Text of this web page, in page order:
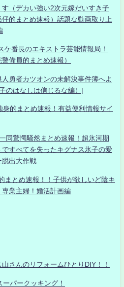
（デカい強い2次元嫁だいすき子
的まとめ速報）話題な動画取り上
ケ番長のエキストラ芸能情報局！
備員的まとめ速報）
勇者カツオンの未解決事件簿へよ
のはなしは信じるな編）]
まとめ速報！有益便利情報サイ
同驚愕騒然まとめ速報！超氷河期
すべてを失ったキグナス氷子の愛
脱出大作戦
まとめ速報！！子供が欲しいど陰キ
業主婦！婚活計画編
さんのリフォームひとりDIY！！
パークッキング！